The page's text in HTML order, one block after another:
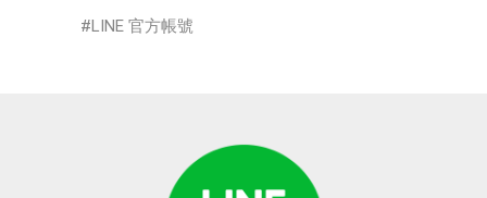
LINE 官方帳號